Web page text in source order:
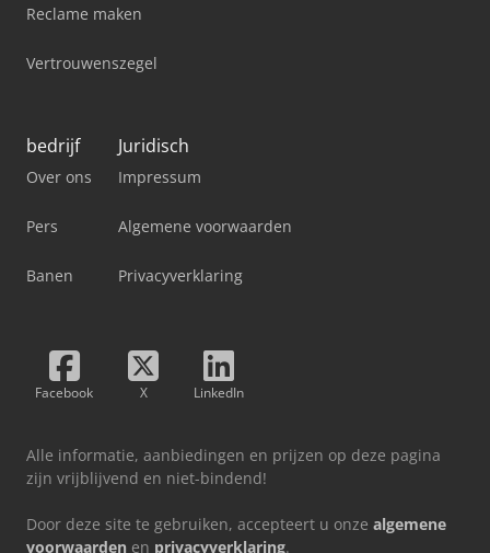
Reclame maken
Vertrouwenszegel
bedrijf
Over ons
Pers
Banen
Juridisch
Impressum
Algemene voorwaarden
Privacyverklaring
Facebook X LinkedIn
Alle informatie, aanbiedingen en prijzen op deze pagina
zijn vrijblijvend en niet-bindend!
Door deze site te gebruiken, accepteert u onze algemene
voorwaarden en privacyverklaring.